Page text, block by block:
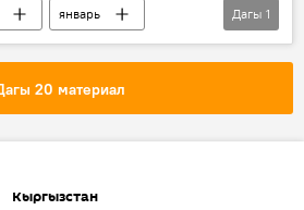
январь
Дагы 1
20 материал
Кыргызстан